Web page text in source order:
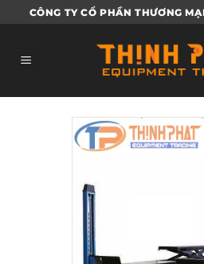
qua
dung
CÔNG TY CỔ PHẦN THƯƠNG